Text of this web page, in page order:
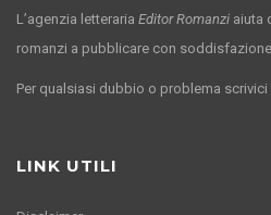
L’agenzia letteraria Editor Romanzi aiuta
romanzi a pubblicare con soddisfazione.
Per qualsiasi dubbio o problema scrivici
LINK UTILI